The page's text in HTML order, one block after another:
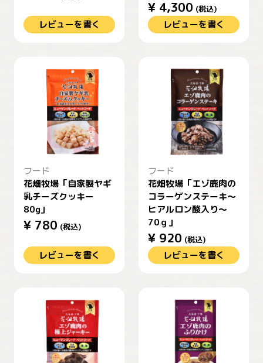
レビューを書く
¥ 4,300 (税込)
レビューを書く
フード
花畑牧場「自家製ヤギ
乳チーズクッキー
80g」
¥ 780 (税込)
レビューを書く
フード
花畑牧場「エゾ鹿肉の
コラーゲンステーキ～
ヒアルロン酸入り～
70ｇ」
¥ 920 (税込)
レビューを書く